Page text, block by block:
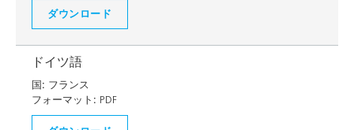
ダウンロード
ドイツ語
国: フランス
フォーマット: PDF